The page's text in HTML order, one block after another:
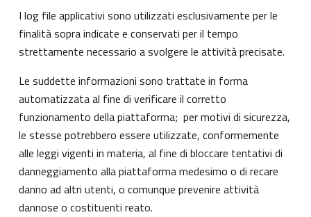
I log file applicativi sono utilizzati esclusivamente per le
finalità sopra indicate e conservati per il tempo
strettamente necessario a svolgere le attività precisate.
Le suddette informazioni sono trattate in forma
automatizzata al fine di verificare il corretto
funzionamento della piattaforma; per motivi di sicurezza,
le stesse potrebbero essere utilizzate, conformemente
alle leggi vigenti in materia, al fine di bloccare tentativi di
danneggiamento alla piattaforma medesimo o di recare
danno ad altri utenti, o comunque prevenire attività
dannose o costituenti reato.